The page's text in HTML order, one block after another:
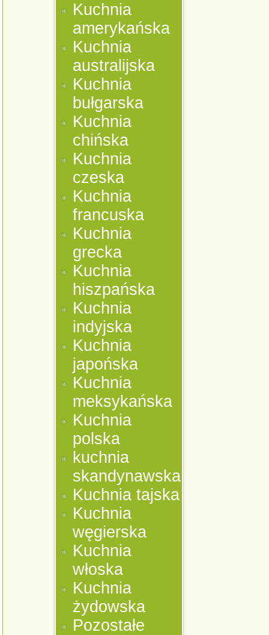
Kuchnia
amerykańska
Kuchnia
australijska
Kuchnia
bułgarska
Kuchnia
chińska
Kuchnia
czeska
Kuchnia
francuska
Kuchnia
grecka
Kuchnia
hiszpańska
Kuchnia
indyjska
Kuchnia
japońska
Kuchnia
meksykańska
Kuchnia
polska
kuchnia
skandynawska
Kuchnia tajska
Kuchnia
węgierska
Kuchnia
włoska
Kuchnia
żydowska
Pozostałe